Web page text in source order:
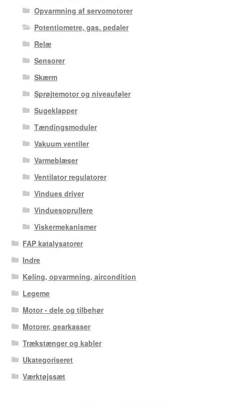
Opvarmning af servomotorer
Potentiometre, gas. pedaler
Relæ
Sensorer
Skærm
Sprøjtemotor og niveauføler
Sugeklapper
Tændingsmoduler
Vakuum ventiler
Varmeblæser
Ventilator regulatorer
Vindues driver
Vinduesoprullere
Viskermekanismer
FAP katalysatorer
Indre
Køling, opvarmning, aircondition
Legeme
Motor - dele og tilbehør
Motorer, gearkasser
Trækstænger og kabler
Ukategoriseret
Værktøjssæt